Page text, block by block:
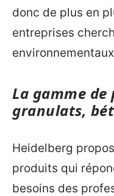
donc de plus en
entreprises
La gamme
granulats,
Heidelberg
produits qui
besoins des